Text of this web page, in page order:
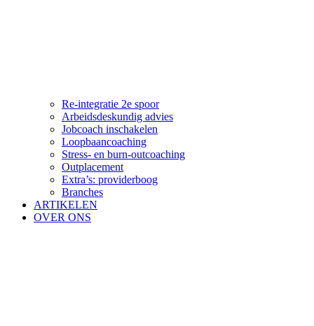
Re-integratie 2e spoor
Arbeidsdeskundig advies
Jobcoach inschakelen
Loopbaancoaching
Stress- en burn-outcoaching
Outplacement
Extra’s: providerboog
Branches
ARTIKELEN
OVER ONS